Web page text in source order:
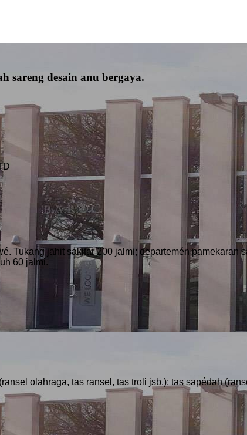
sareng desain anu bergaya.
Tukang jahit sakitar 200 jalmi; departemén pamekaran
60 jalmi.
olahraga, tas ransel, tas troli jsb.); tas sapédah